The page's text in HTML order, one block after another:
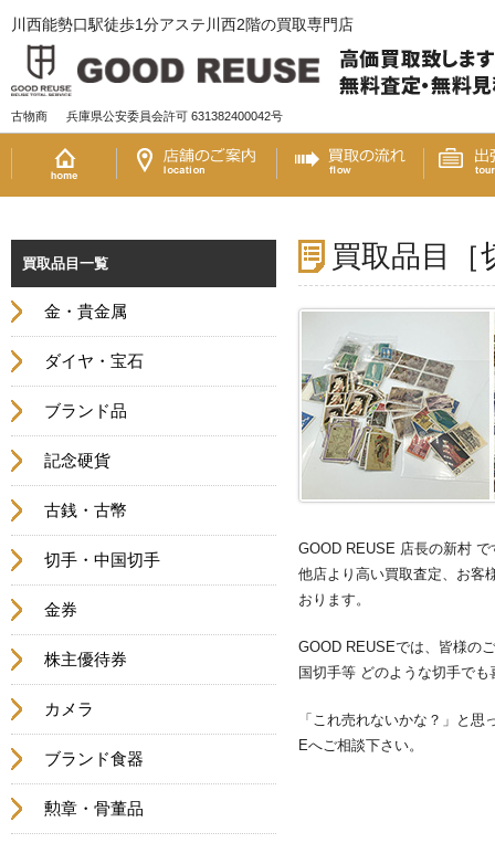
川西能勢口駅徒歩1分アステ川西2階の買取専門店
古物商 兵庫県公安委員会許可 631382400042号
買取品目［
GOOD REUSE 店長の新村
他店より高い買取査定、お客
おります。
GOOD REUSEでは、皆様の
国切手等 どのような切手で
「これ売れないかな？」と
Eへご相談下さい。
買取品目一覧
金・貴金属
ダイヤ・宝石
ブランド品
記念硬貨
古銭・古幣
切手・中国切手
金券
株主優待券
カメラ
ブランド食器
勲章・骨董品